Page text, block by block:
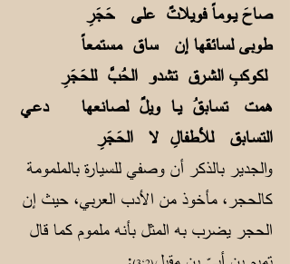
صاحَ يــوماً فويلاتٌ على حَجَرِ
طوبى لسائـقها إن ساق مستمعاً
لكوكبِ الشـرق تشدو الحُبَّ للحَجَرِ
همت تسـابقُ يــا ويلٌ لصانعهادعـي
التسـابق للأطفالِ لا الحَجَرِ
والجدير بالذكر أن وصفي للسيارة بالملمومة
كالحجر، مأخوذ من الأدب العربي، حيث إن
الحجر يضرب به المثل بأنه ملموم كما قال